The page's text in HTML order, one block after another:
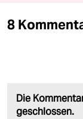
8
Die
geschlossen.